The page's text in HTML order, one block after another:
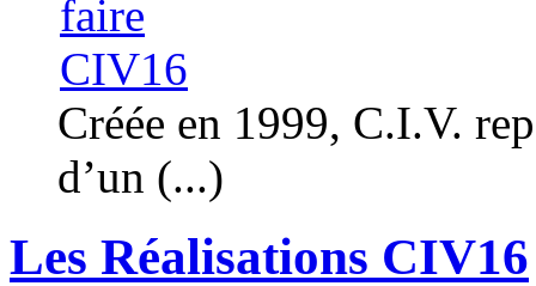
Créée en 1999, C.I.V.
d’un (...)
Les Réalisations CIV16